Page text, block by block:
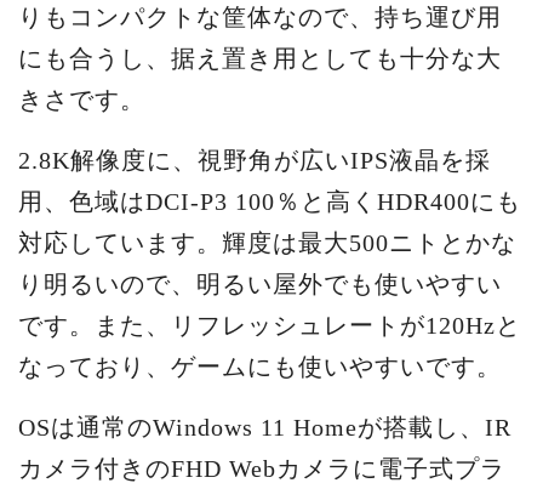
りもコンパクトな筐体なので、持ち運び用
にも合うし、据え置き用としても十分な大
きさです。
2.8K解像度に、視野角が広いIPS液晶を採
用、色域はDCI-P3 100％と高くHDR400にも
対応しています。輝度は最大500ニトとかな
り明るいので、明るい屋外でも使いやすい
です。また、リフレッシュレートが120Hzと
なっており、ゲームにも使いやすいです。
OSは通常のWindows 11 Homeが搭載し、IR
カメラ付きのFHD Webカメラに電子式プラ